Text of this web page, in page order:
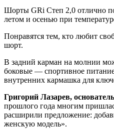
Шорты GRi Степ 2,0 отлично
летом и осенью при
Понравятся тем, кто любит
шорт.
В задний карман на молнии
боковые — спортивное
внутренних кармашка для
Григорий Лазарев,
прошлого года многим
расширили предложение:
женскую модель».